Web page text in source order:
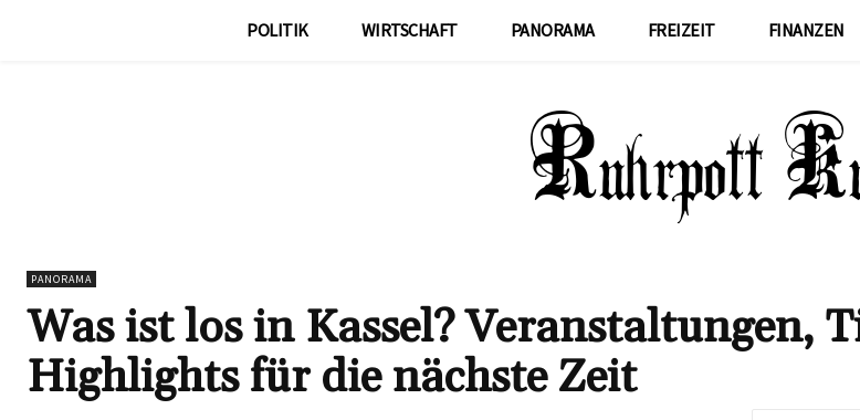
POLITIK WIRTSCHAFT PANORAMA FREIZEIT FINANZEN
PANORAMA
Was ist los in Kassel? Veranstaltungen,
Highlights für die nächste Zeit